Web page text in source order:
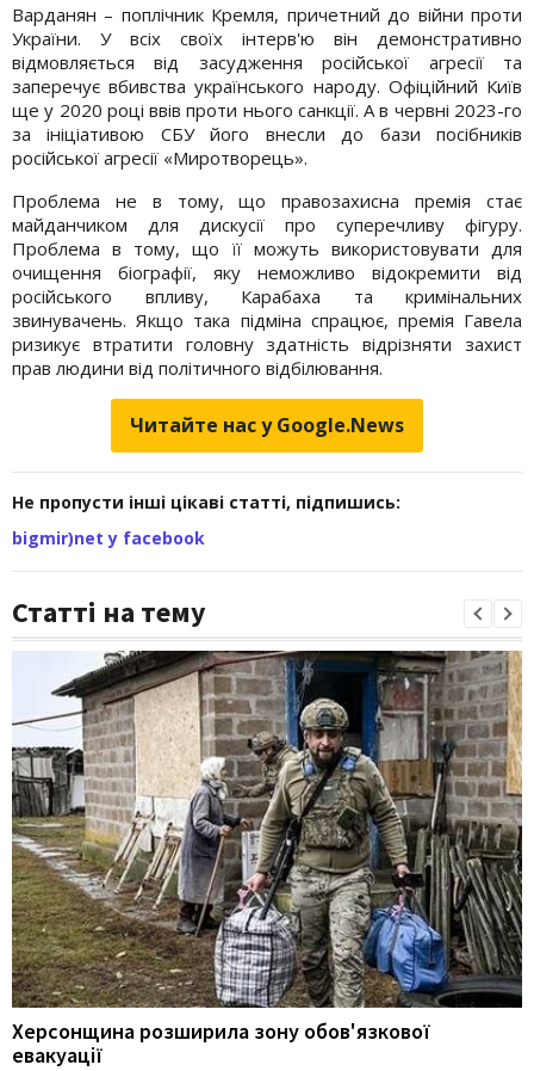
Варданян – поплічник Кремля, причетний до війни проти
України. У всіх своїх інтерв'ю він демонстративно
відмовляється від засудження російської агресії та
заперечує вбивства українського народу. Офіційний Київ
ще у 2020 році ввів проти нього санкції. А в червні 2023-го
за ініціативою СБУ його внесли до бази посібників
російської агресії «Миротворець».
Проблема не в тому, що правозахисна премія стає
майданчиком для дискусії про суперечливу фігуру.
Проблема в тому, що її можуть використовувати для
очищення біографії, яку неможливо відокремити від
російського впливу, Карабаха та кримінальних
звинувачень. Якщо така підміна спрацює, премія Гавела
ризикує втратити головну здатність відрізняти захист
прав людини від політичного відбілювання.
Читайте нас у Google.News
Не пропусти інші цікаві статті, підпишись:
bigmir)net у facebook
Статті на тему
Херсонщина розширила зону обов'язкової
евакуації